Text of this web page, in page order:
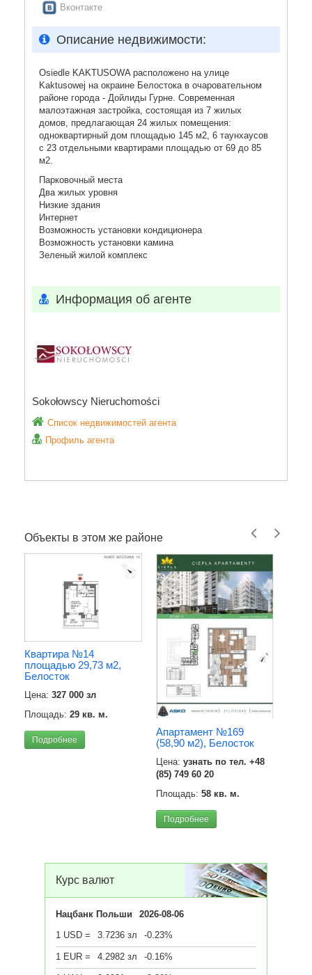
Вконтакте
Описание недвижимости:
Osiedle KAKTUSOWA расположено на улице
Kaktusowej на окраине Белостока в очаровательном
районе города - Дойлиды Гурне. Современная
малоэтажная застройка, состоящая из 7 жилых
домов, предлагающая 24 жилых помещения:
одноквартирный дом площадью 145 м2, 6 таунхаусов
с 23 отдельными квартирами площадью от 69 до 85
м2.
Парковочный места
Два жилых уровня
Низкие здания
Интернет
Возможность установки кондиционера
Возможность установки камина
Зеленый жилой комплекс
Информация об агенте
Sokołowscy Nieruchomości
Список недвижимостей агента
Профиль агента
Объекты в этом же районе
Квартира №14
площадью 29,73 м2,
Белосток
Цена: 327 000 зл
Площадь: 29 кв. м.
Подробнее
Апартамент №169
(58,90 м2), Белосток
Цена: узнать по тел. +48
(85) 749 60 20
Площадь: 58 кв. м.
Подробнее
Курс валют
Нацбанк Польши
2026-08-06
1 USD =
3.7236 зл -0.23%
1 EUR = 4.2982 зл -0.16%